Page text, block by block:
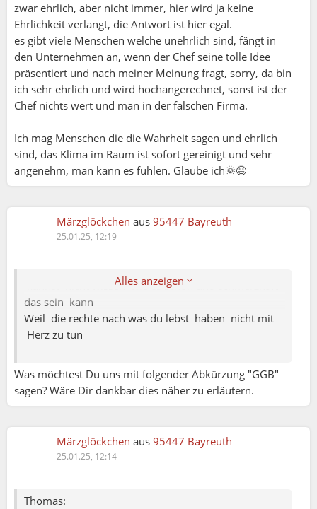
zwar ehrlich, aber nicht immer, hier wird ja keine
Ehrlichkeit verlangt, die Antwort ist hier egal.
es gibt viele Menschen welche unehrlich sind, fängt in
den Unternehmen an, wenn der Chef seine tolle Idee
präsentiert und nach meiner Meinung fragt, sorry, da bin
ich sehr ehrlich und wird hochangerechnet, sonst ist der
Chef nichts wert und man in der falschen Firma.
Ich mag Menschen die die Wahrheit sagen und ehrlich
sind, das Klima im Raum ist sofort gereinigt und sehr
angenehm, man kann es fühlen. Glaube ich🌞😆
Märzglöckchen aus 95447 Bayreuth
25.01.25, 12:19
Alles anzeigen
Schmetterling:
oder mit deinem Herz
Ich kann dir sagen wen du es tatsächlich Nach GGB
Machst
Du verpasst die Schönste Momente in Deinem
Leben
Wer die Tiefe nicht erreicht hat kan die höher nicht
kannst nicht wissen wie es schön und schmerzhaft
das sein kann
Weil die rechte nach was du lebst haben nicht mit
Herz zu tun
Was möchtest Du uns mit folgender Abkürzung "GGB"
sagen? Wäre Dir dankbar dies näher zu erläutern.
Märzglöckchen aus 95447 Bayreuth
25.01.25, 12:14
Thomas: